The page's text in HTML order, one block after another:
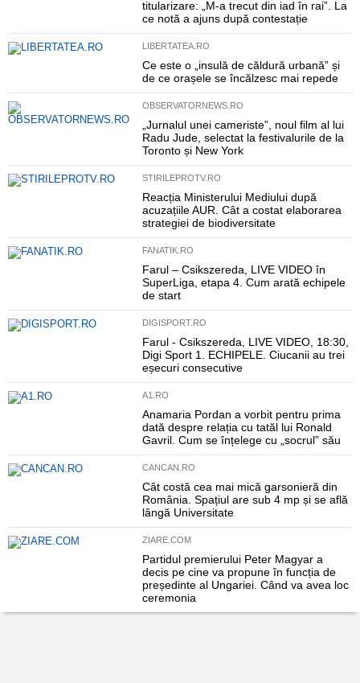
titularizare: „M-a trecut din iad în rai”. La
ce notă a ajuns după contestație
LIBERTATEA.RO
Ce este o „insulă de căldură urbană” și
de ce orașele se încălzesc mai repede
OBSERVATORNEWS.RO
„Jurnalul unei cameriste”, noul film al lui
Radu Jude, selectat la festivalurile de la
Toronto și New York
STIRILEPROTV.RO
Reacția Ministerului Mediului după
acuzațiile AUR. Cât a costat elaborarea
strategiei de biodiversitate
FANATIK.RO
Farul – Csikszereda, LIVE VIDEO în
SuperLiga, etapa 4. Cum arată echipele
de start
DIGISPORT.RO
Farul - Csikszereda, LIVE VIDEO, 18:30,
Digi Sport 1. ECHIPELE. Ciucanii au trei
eșecuri consecutive
A1.RO
Anamaria Pordan a vorbit pentru prima
dată despre relația cu tatăl lui Ronald
Gavril. Cum se înțelege cu „socrul” său
CANCAN.RO
Cât costă cea mai mică garsonieră din
România. Spațiul are sub 4 mp și se află
lângă Universitate
ZIARE.COM
Partidul premierului Peter Magyar a
decis pe cine va propune în funcția de
președinte al Ungariei. Când va avea loc
ceremonia